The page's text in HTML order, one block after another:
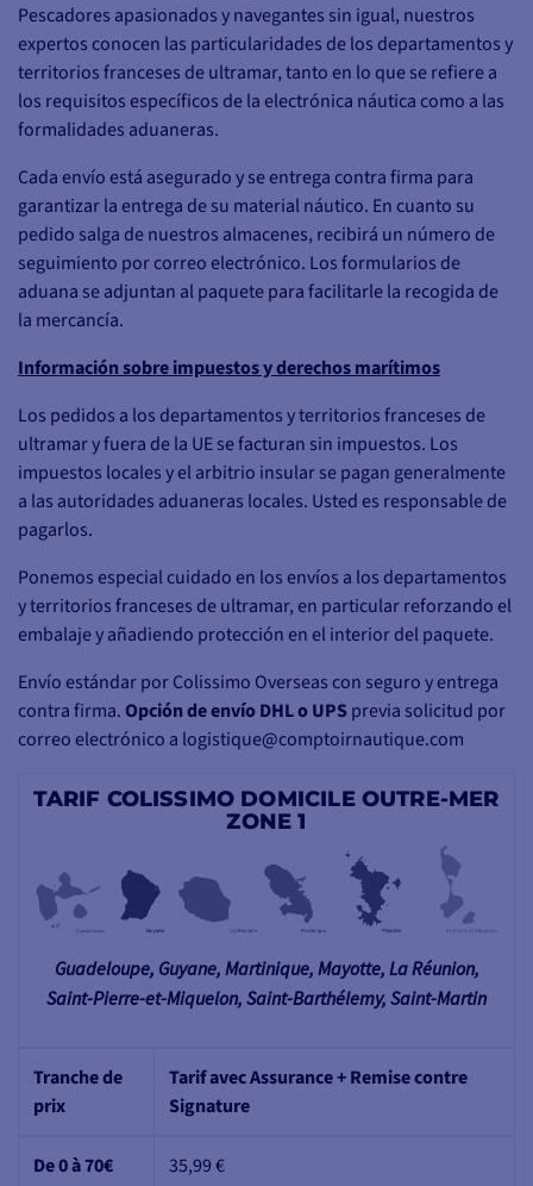
Pescadores apasionados y navegantes sin igual, nuestros
expertos conocen las particularidades de los departamentos y
territorios franceses de ultramar, tanto en lo que se refiere a
los requisitos específicos de la electrónica náutica como a las
formalidades aduaneras.
Cada envío está asegurado y se entrega contra firma para
garantizar la entrega de su material náutico. En cuanto su
pedido salga de nuestros almacenes, recibirá un número de
seguimiento por correo electrónico. Los formularios de
aduana se adjuntan al paquete para facilitarle la recogida de
la mercancía.
Información sobre impuestos y derechos marítimos
Los pedidos a los departamentos y territorios franceses de
ultramar y fuera de la UE se facturan sin impuestos. Los
impuestos locales y el arbitrio insular se pagan generalmente
a las autoridades aduaneras locales. Usted es responsable de
pagarlos.
Ponemos especial cuidado en los envíos a los departamentos
y territorios franceses de ultramar, en particular reforzando el
embalaje y añadiendo protección en el interior del paquete.
Envío estándar por Colissimo Overseas con seguro y entrega
contra firma.Opción de envío DHL o UPSprevia solicitud por
correo electrónico a logistique@comptoirnautique.com
TARIF COLISSIMO DOMICILE OUTRE-MER
ZONE 1
Guadeloupe, Guyane, Martinique, Mayotte, La Réunion,
Saint-Pierre-et-Miquelon, Saint-Barthélemy, Saint-Martin
Tranche de
prix
Tarif avec Assurance + Remise contre
Signature
De 0 à 70€ 35,99 €